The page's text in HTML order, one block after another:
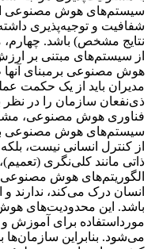
سیستم‌های هوش مصنوعی
شفافیت و توجیه‌پذیری
نتایج مشخص) باشد. چهارم،
از سیستم‌های مبتنی بر
هوش مصنوعی برمبنای آنها
مدیران باید از یک حکمت
ذی‌نفعان سازمان را در
فناوری هوش مصنوعی،
سیستم‌های هوش مصنوعی
از کنترل انسانی نیست،
ذاتی مانند کلی‌نگری
الگوریتم‌های هوش
انسان درک می‌کند، ندارند
باشد. این محدودیت‌های
مورداستفاده برای آموزش
می‌شود. بنابراین سازمان‌ها